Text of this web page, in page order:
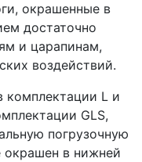
окрашенные в
достаточно
и царапинам,
воздействий.
комплектации L и
GLS,
погрузочную
окрашен в нижней